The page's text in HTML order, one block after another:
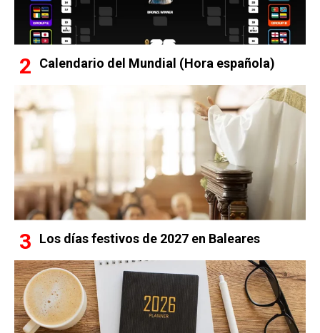
Calendario del Mundial (Hora española)
Los días festivos de 2027 en Baleares